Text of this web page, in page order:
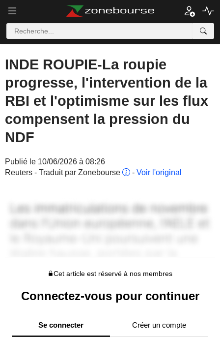
INDE ROUPIE-La roupie
progresse, l'intervention de la
RBI et l'optimisme sur les flux
compensent la pression du
NDF
Publié le 10/06/2026 à 08:26
Reuters - Traduit par Zonebourse
- Voir l'original
Cet article est réservé à nos membres
Connectez-vous pour continuer
Se connecter Créer un compte